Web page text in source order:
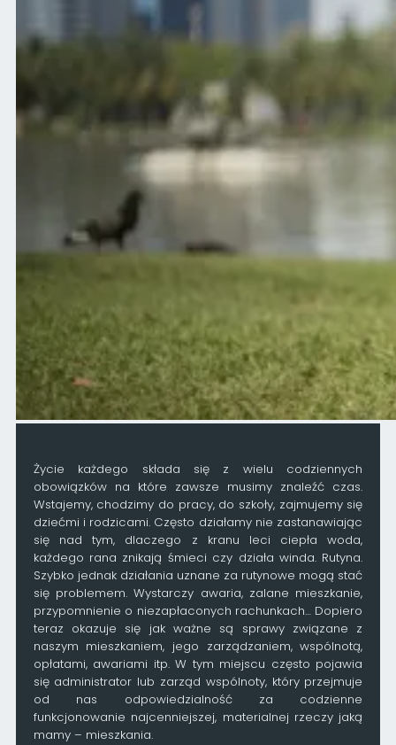
Życie każdego składa się z wielu codziennych
obowiązków na które zawsze musimy znaleźć czas.
Wstajemy, chodzimy do pracy, do szkoły, zajmujemy się
dziećmi i rodzicami. Często działamy nie zastanawiając
się nad tym, dlaczego z kranu leci ciepła woda,
każdego rana znikają śmieci czy działa winda. Rutyna.
Szybko jednak działania uznane za rutynowe mogą stać
się problemem. Wystarczy awaria, zalane mieszkanie,
przypomnienie o niezapłaconych rachunkach… Dopiero
teraz okazuje się jak ważne są sprawy związane z
naszym mieszkaniem, jego zarządzaniem, wspólnotą,
opłatami, awariami itp. W tym miejscu często pojawia
się administrator lub zarząd wspólnoty, który przejmuje
od nas odpowiedzialność za codzienne
funkcjonowanie najcenniejszej, materialnej rzeczy jaką
mamy – mieszkania.